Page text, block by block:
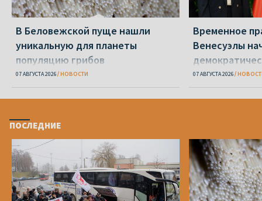
В Беловежской пуще нашли
уникальную для планеты
популяцию грибов
07 АВГУСТА 2026 НОВОСТИ
Временное
Венесуэлы
07 АВГУСТА 2026
ПОСЛЕДНИЕ